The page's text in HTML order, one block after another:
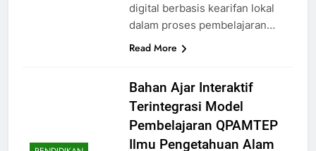
digital berbasis kearifan lokal
dalam proses pembelajaran…
Read More
Bahan Ajar Interaktif
Terintegrasi Model
Pembelajaran QPAMTEP
Ilmu Pengetahuan Alam